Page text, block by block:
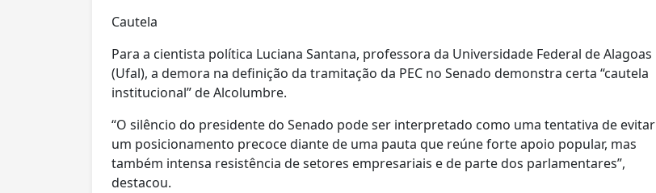
Cautela
Para a cientista política Luciana Santana, professora da Universidade Federal de Alagoas
(Ufal), a demora na definição da tramitação da PEC no Senado demonstra certa “cautela
institucional” de Alcolumbre.
“O silêncio do presidente do Senado pode ser interpretado como uma tentativa de evitar
um posicionamento precoce diante de uma pauta que reúne forte apoio popular, mas
também intensa resistência de setores empresariais e de parte dos parlamentares”,
destacou.